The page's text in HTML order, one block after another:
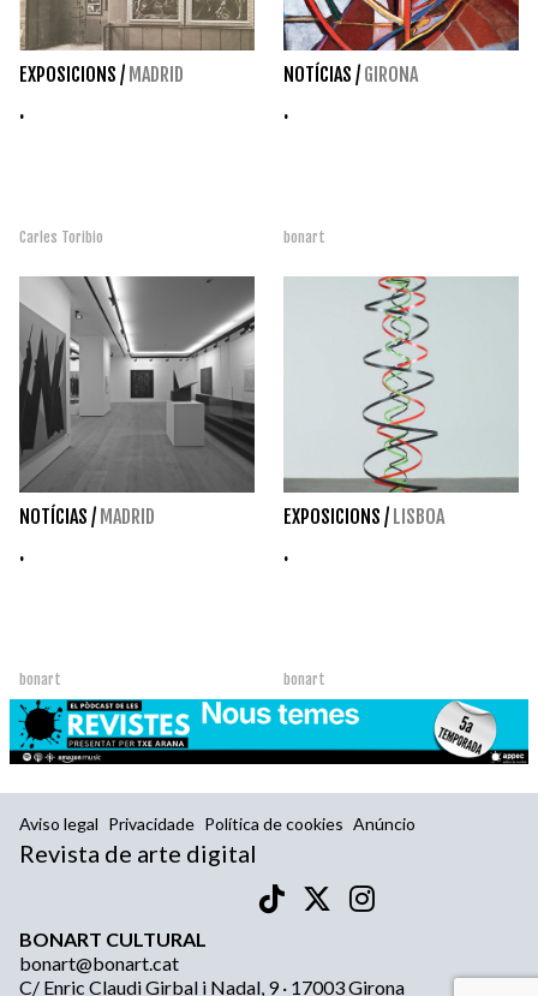
EXPOSICIONS / MADRID
.
Carles Toribio
NOTÍCIAS / GIRONA
.
bonart
NOTÍCIAS / MADRID
.
bonart
EXPOSICIONS / LISBOA
.
bonart
Aviso legal Privacidade Política de cookies Anúncio
Revista de arte digital
BONART CULTURAL
bonart@bonart.cat
C/ Enric Claudi Girbal i Nadal, 9 · 17003 Girona